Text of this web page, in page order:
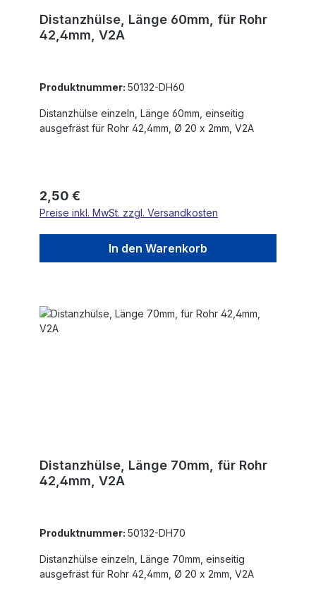
Distanzhülse, Länge 60mm, für Rohr
42,4mm, V2A
Produktnummer: 50132-DH60
Distanzhülse einzeln, Länge 60mm, einseitig
ausgefräst für Rohr 42,4mm, Ø 20 x 2mm, V2A
Regulärer Preis:
2,50 €
Preise inkl. MwSt. zzgl. Versandkosten
In den Warenkorb
Distanzhülse, Länge 70mm, für Rohr
42,4mm, V2A
Produktnummer: 50132-DH70
Distanzhülse einzeln, Länge 70mm, einseitig
ausgefräst für Rohr 42,4mm, Ø 20 x 2mm, V2A